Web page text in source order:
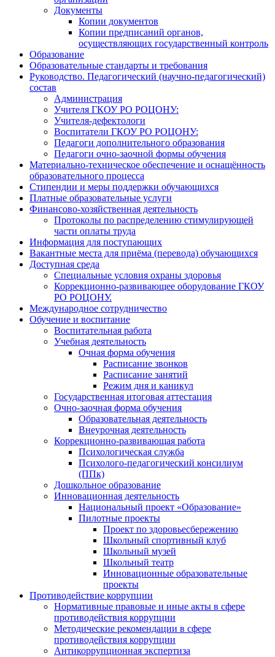
Документы
Копии документов
Копии предписаний органов,
осуществляющих государственный контроль
Образование
Образовательные стандарты и требования
Руководство. Педагогический (научно-педагогический)
состав
Администрация
Учителя ГКОУ РО РОЦОНУ:
Учителя-дефектологи
Воспитатели ГКОУ РО РОЦОНУ:
Педагоги дополнительного образования
Педагоги очно-заочной формы обучения
Материально-техническое обеспечение и оснащённость
образовательного процесса
Стипендии и меры поддержки обучающихся
Платные образовательные услуги
Финансово-хозяйственная деятельность
Протоколы по распределению стимулирующей
части оплаты труда
Информация для поступающих
Вакантные места для приёма (перевода) обучающихся
Доступная среда
Специальные условия охраны здоровья
Коррекционно-развивающее оборудование ГКОУ
РО РОЦОНУ.
Международное сотрудничество
Обучение и воспитание
Воспитательная работа
Учебная деятельность
Очная форма обучения
Расписание звонков
Расписание занятий
Режим дня и каникул
Государственная итоговая аттестация
Очно-заочная форма обучения
Образовательная деятельность
Внеурочная деятельность
Коррекционно-развивающая работа
Психологическая служба
Психолого-педагогический консилиум
(ППк)
Дошкольное образование
Инновационная деятельность
Национальный проект «Образование»
Пилотные проекты
Проект по здоровьесбережению
Школьный спортивный клуб
Школьный музей
Школьный театр
Инновационные образовательные
проекты
Противодействие коррупции
Нормативные правовые и иные акты в сфере
противодействия коррупции
Методические рекомендации в сфере
противодействия коррупции
Антикоррупционная экспертиза